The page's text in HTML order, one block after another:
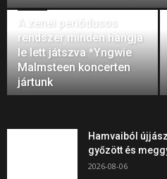
A zenei periódusos
rendszer minden hangja
le lett játszva *Yngwie
Malmsteen koncerten
jártunk
Hamvaiból
győzött és
2026-08-06